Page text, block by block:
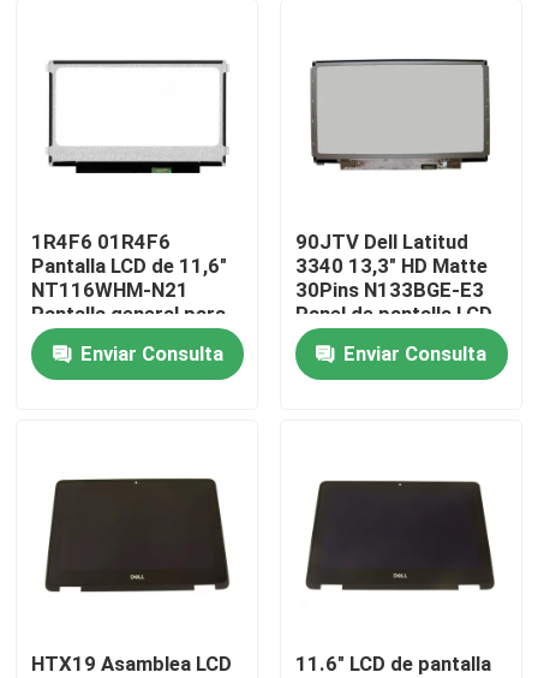
Sobre nosotros
Vídeos
Reemplazo de la pantalla LCD de Lenovo
Reemplazo de la pantalla LCD de HP
Reemplazo de la pantalla LCD de Acer
Reemplazo de la pantalla LCD de Macbook
1R4F6 01R4F6
Pantalla LCD de 11,6"
NT116WHM-N21
Pantalla general para
Chromebook 11 de
Dell
Enviar Consulta
90JTV Dell Latitud
3340 13,3" HD Matte
30Pins N133BGE-E3
Panel de pantalla LCD
de reemplazo
Enviar Consulta
HTX19 Asamblea LCD
11.6" LCD de pantalla